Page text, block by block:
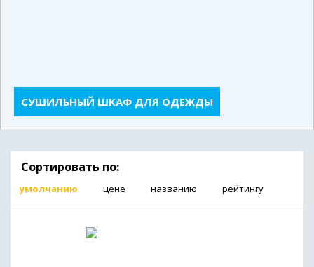
СУШИЛЬНЫЙ ШКАФ ДЛЯ ОДЕЖДЫ
Сортировать по:
умолчанию цене названию рейтингу